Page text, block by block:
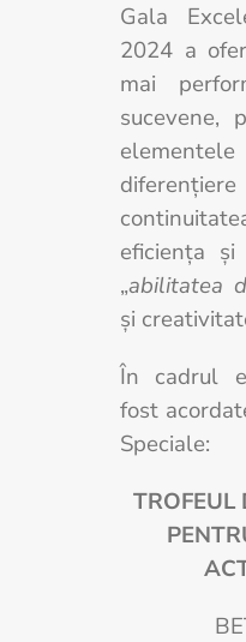
Gala
2024 a
mai
sucevene,
eficienţa şi
„abilitatea
şi
În cadrul
fost
Speciale:
TROFEUL